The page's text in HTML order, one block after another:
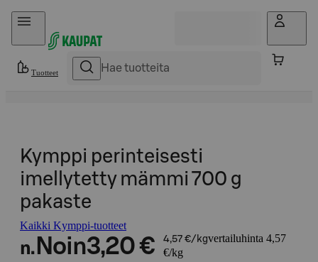
Hyppää sisältöön
Tuotteet
Kymppi perinteisesti
imellytetty mämmi 700 g
pakaste
Kaikki Kymppi-tuotteet
n. Noin3,20 € 4,57 €/kgvertailuhinta 4,57
€/kg